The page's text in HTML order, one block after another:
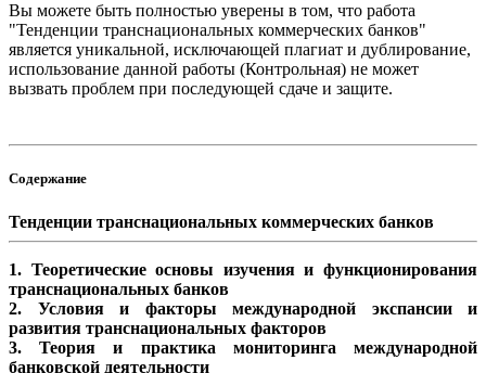
Вы можете быть полностью уверены в том, что работа
"Тенденции транснациональных коммерческих банков"
является уникальной, исключающей плагиат и дублирование,
использование данной работы (Контрольная) не может
вызвать проблем при последующей сдаче и защите.
Содержание
Тенденции транснациональных коммерческих банков
1. Теоретические основы изучения и функционирования
транснациональных банков
2. Условия и факторы международной экспансии и
развития транснациональных факторов
3. Теория и практика мониторинга международной
банковской деятельности